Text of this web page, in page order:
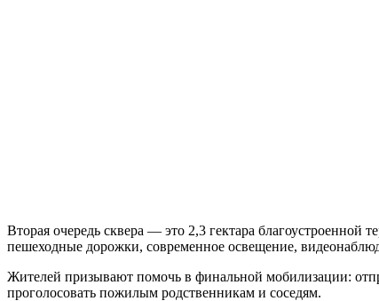
Вторая очередь сквера — это 2,3 гектара
пешеходные дорожки, современное освещение,
Жителей призывают помочь в финальной мобилизации:
проголосовать пожилым родственникам и соседям.